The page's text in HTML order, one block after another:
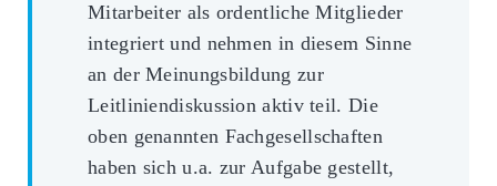
Mitarbeiter als ordentliche Mitglieder
integriert und nehmen in diesem Sinne
an der Meinungsbildung zur
Leitliniendiskussion aktiv teil. Die
oben genannten Fachgesellschaften
haben sich u.a. zur Aufgabe gestellt,